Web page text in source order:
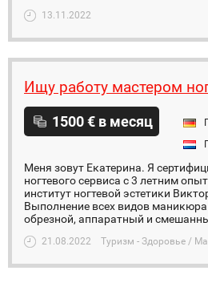
13.11.2022
Ищу работу мастером
1500 € в месяц
Меня зовут Екатерина. Я
ногтевого сервиса с 3 летним
институт ногтевой эстетики
Выполнение всех видов маникюра
обрезной, аппаратный и
21.08.2022 Туризм - Здоровье /